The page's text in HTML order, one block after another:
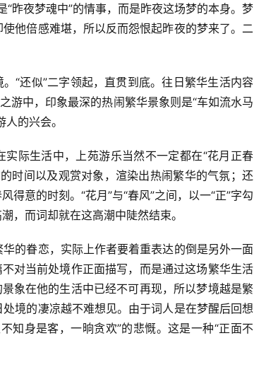
“昨夜梦魂中”的情事，而是昨夜这场梦的本身。梦
他倍感难堪，所以反而怨恨起昨夜的梦来了。二
“还似”二字领起，直贯到底。往日繁华生活内容
游中，印象最深的热闹繁华景象则是“车如流水马
的兴会。
际生活中，上苑游乐当然不一定都在“花月正春
时间以及观赏对象，渲染出热闹繁华的气氛；还
意的时刻。“花月”与“春风”之间，以一“正”字勾
，而词却就在这高潮中陡然结束。
的眷恋，实际上作者要着重表达的倒是另外一面
对当前处境作正面描写，而是通过这场繁华生活
象在他的生活中已经不可再现，所以梦境越是繁
境的凄凉越不难想见。由于词人是在梦醒后回想
知身是客，一晌贪欢”的悲慨。这是一种“正面不